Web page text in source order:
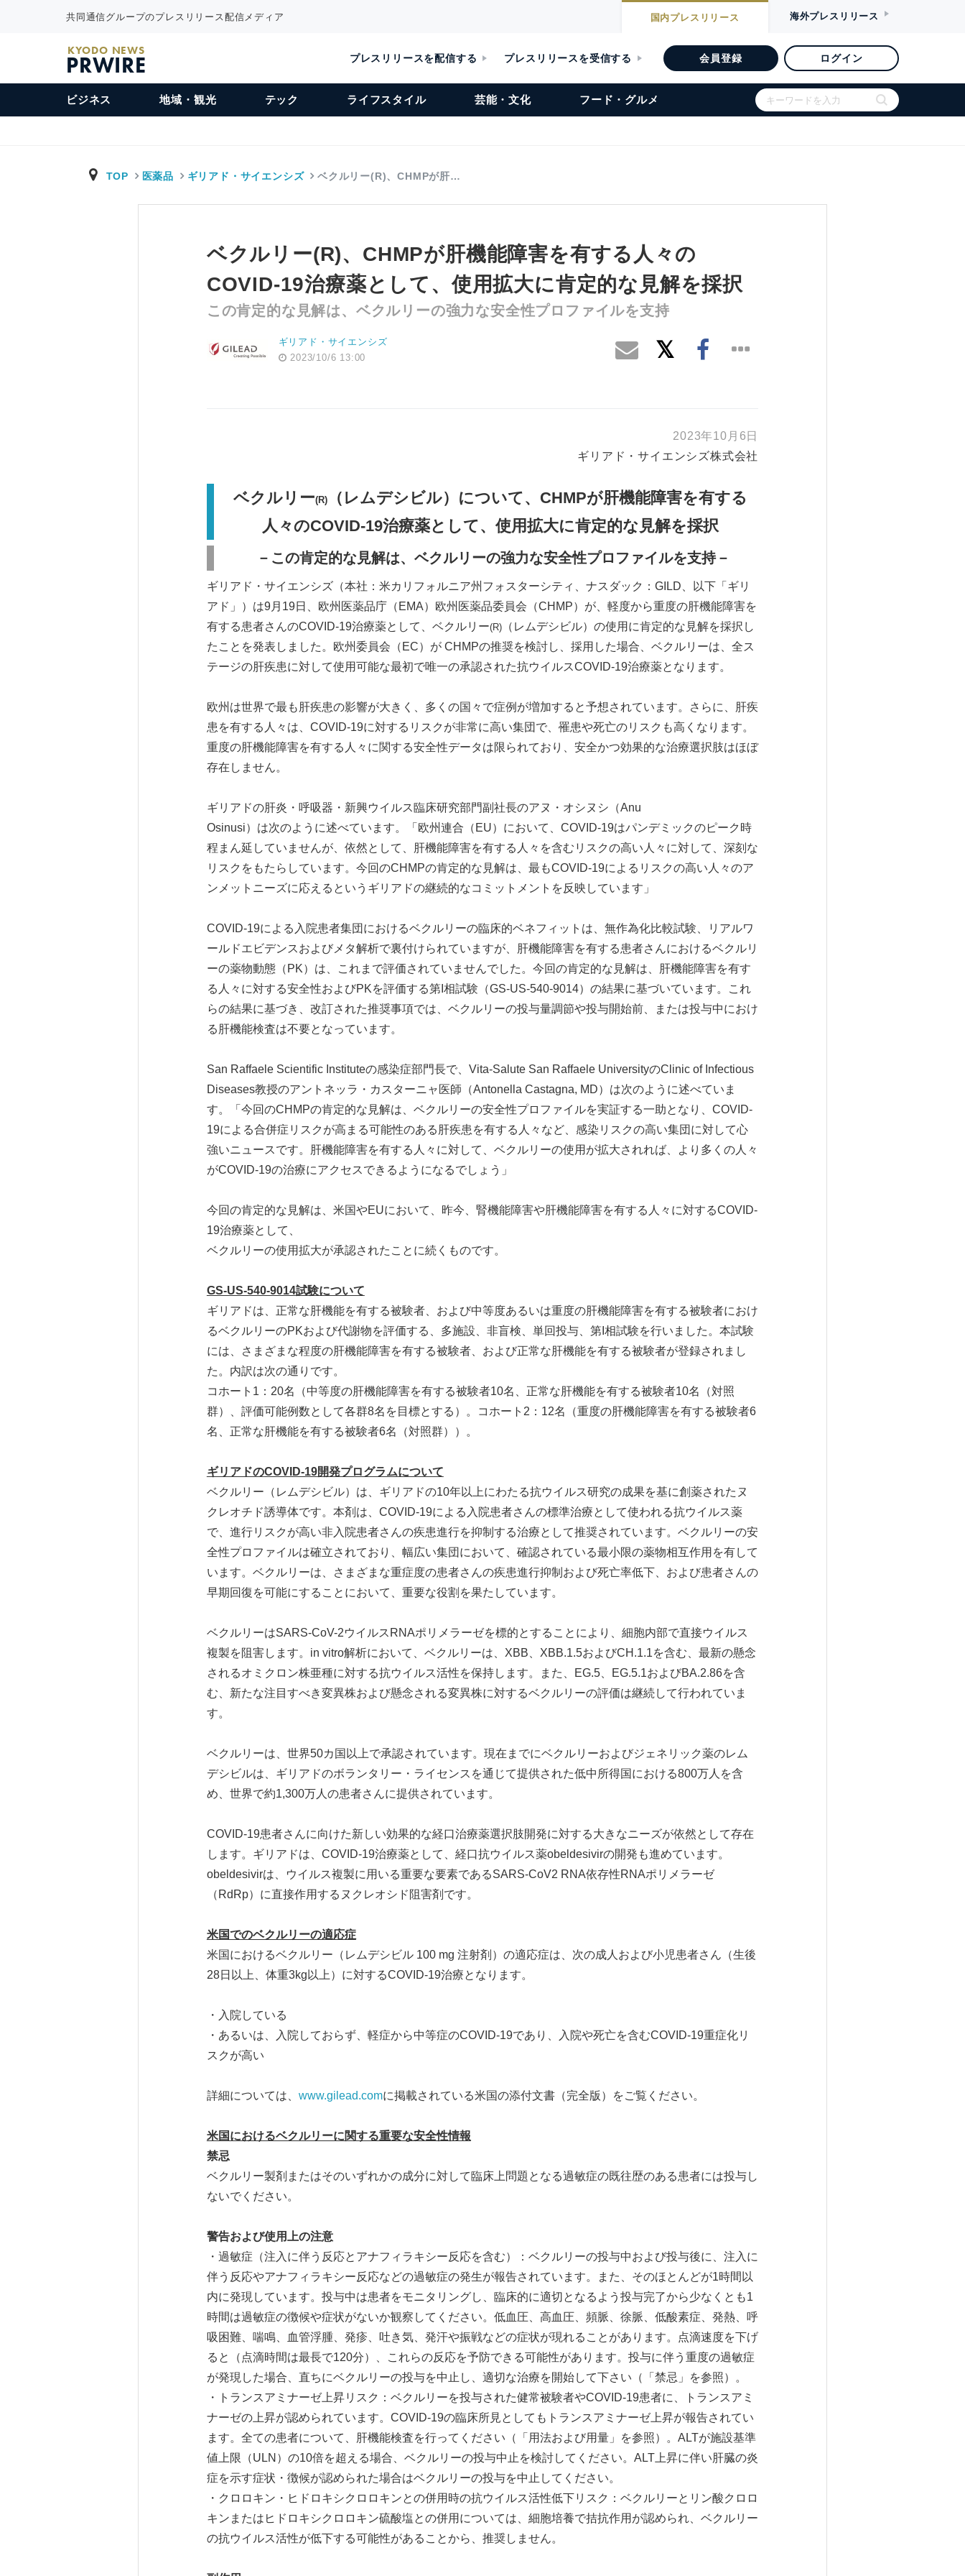
共同通信グループのプレスリリース配信メディア 国内プレスリリース 海外プレスリリース
KYODO NEWS
PRWIRE プレスリリースを配信する プレスリリースを受信する 会員登録 ログイン
ビジネス 地域・観光 テック ライフスタイル 芸能・文化 フード・グルメ
TOP 医薬品 ギリアド・サイエンシズ ベクルリー(R)、CHMPが肝…
ベクルリー(R)、CHMPが肝機能障害を有する人々の
COVID-19治療薬として、使用拡大に肯定的な見解を採択
この肯定的な見解は、ベクルリーの強力な安全性プロファイルを支持
ギリアド・サイエンシズ
2023/10/6 13:00
2023年10月6日
ギリアド・サイエンシズ株式会社
ベクルリー(R)（レムデシビル）について、CHMPが肝機能障害を有する
人々のCOVID-19治療薬として、使用拡大に肯定的な見解を採択
－この肯定的な見解は、ベクルリーの強力な安全性プロファイルを支持－
ギリアド・サイエンシズ（本社：米カリフォルニア州フォスターシティ、ナスダック：GILD、以下「ギリ
アド」）は9月19日、欧州医薬品庁（EMA）欧州医薬品委員会（CHMP）が、軽度から重度の肝機能障害を
有する患者さんのCOVID-19治療薬として、ベクルリー(R)（レムデシビル）の使用に肯定的な見解を採択し
たことを発表しました。欧州委員会（EC）が CHMPの推奨を検討し、採用した場合、ベクルリーは、全ス
テージの肝疾患に対して使用可能な最初で唯一の承認された抗ウイルスCOVID-19治療薬となります。
欧州は世界で最も肝疾患の影響が大きく、多くの国々で症例が増加すると予想されています。さらに、肝疾
患を有する人々は、COVID-19に対するリスクが非常に高い集団で、罹患や死亡のリスクも高くなります。
重度の肝機能障害を有する人々に関する安全性データは限られており、安全かつ効果的な治療選択肢はほぼ
存在しません。
ギリアドの肝炎・呼吸器・新興ウイルス臨床研究部門副社長のアヌ・オシヌシ（Anu
Osinusi）は次のように述べています。「欧州連合（EU）において、COVID-19はパンデミックのピーク時
程まん延していませんが、依然として、肝機能障害を有する人々を含むリスクの高い人々に対して、深刻な
リスクをもたらしています。今回のCHMPの肯定的な見解は、最もCOVID-19によるリスクの高い人々のア
ンメットニーズに応えるというギリアドの継続的なコミットメントを反映しています」
COVID-19による入院患者集団におけるベクルリーの臨床的ベネフィットは、無作為化比較試験、リアルワ
ールドエビデンスおよびメタ解析で裏付けられていますが、肝機能障害を有する患者さんにおけるベクルリ
ーの薬物動態（PK）は、これまで評価されていませんでした。今回の肯定的な見解は、肝機能障害を有す
る人々に対する安全性およびPKを評価する第I相試験（GS-US-540-9014）の結果に基づいています。これ
らの結果に基づき、改訂された推奨事項では、ベクルリーの投与量調節や投与開始前、または投与中におけ
る肝機能検査は不要となっています。
San Raffaele Scientific Instituteの感染症部門長で、Vita-Salute San Raffaele UniversityのClinic of Infectious
Diseases教授のアントネッラ・カスターニャ医師（Antonella Castagna, MD）は次のように述べていま
す。「今回のCHMPの肯定的な見解は、ベクルリーの安全性プロファイルを実証する一助となり、COVID-
19による合併症リスクが高まる可能性のある肝疾患を有する人々など、感染リスクの高い集団に対して心
強いニュースです。肝機能障害を有する人々に対して、ベクルリーの使用が拡大されれば、より多くの人々
がCOVID-19の治療にアクセスできるようになるでしょう」
今回の肯定的な見解は、米国やEUにおいて、昨今、腎機能障害や肝機能障害を有する人々に対するCOVID-
19治療薬として、
ベクルリーの使用拡大が承認されたことに続くものです。
GS-US-540-9014試験について
ギリアドは、正常な肝機能を有する被験者、および中等度あるいは重度の肝機能障害を有する被験者におけ
るベクルリーのPKおよび代謝物を評価する、多施設、非盲検、単回投与、第I相試験を行いました。本試験
には、さまざまな程度の肝機能障害を有する被験者、および正常な肝機能を有する被験者が登録されまし
た。内訳は次の通りです。
コホート1：20名（中等度の肝機能障害を有する被験者10名、正常な肝機能を有する被験者10名（対照
群）、評価可能例数として各群8名を目標とする）。コホート2：12名（重度の肝機能障害を有する被験者6
名、正常な肝機能を有する被験者6名（対照群））。
ギリアドのCOVID-19開発プログラムについて
ベクルリー（レムデシビル）は、ギリアドの10年以上にわたる抗ウイルス研究の成果を基に創薬されたヌ
クレオチド誘導体です。本剤は、COVID-19による入院患者さんの標準治療として使われる抗ウイルス薬
で、進行リスクが高い非入院患者さんの疾患進行を抑制する治療として推奨されています。ベクルリーの安
全性プロファイルは確立されており、幅広い集団において、確認されている最小限の薬物相互作用を有して
います。ベクルリーは、さまざまな重症度の患者さんの疾患進行抑制および死亡率低下、および患者さんの
早期回復を可能にすることにおいて、重要な役割を果たしています。
ベクルリーはSARS-CoV-2ウイルスRNAポリメラーゼを標的とすることにより、細胞内部で直接ウイルス
複製を阻害します。in vitro解析において、ベクルリーは、XBB、XBB.1.5およびCH.1.1を含む、最新の懸念
されるオミクロン株亜種に対する抗ウイルス活性を保持します。また、EG.5、EG.5.1およびBA.2.86を含
む、新たな注目すべき変異株および懸念される変異株に対するベクルリーの評価は継続して行われていま
す。
ベクルリーは、世界50カ国以上で承認されています。現在までにベクルリーおよびジェネリック薬のレム
デシビルは、ギリアドのボランタリー・ライセンスを通じて提供された低中所得国における800万人を含
め、世界で約1,300万人の患者さんに提供されています。
COVID-19患者さんに向けた新しい効果的な経口治療薬選択肢開発に対する大きなニーズが依然として存在
します。ギリアドは、COVID-19治療薬として、経口抗ウイルス薬obeldesivirの開発も進めています。
obeldesivirは、ウイルス複製に用いる重要な要素であるSARS-CoV2 RNA依存性RNAポリメラーゼ
（RdRp）に直接作用するヌクレオシド阻害剤です。
米国でのベクルリーの適応症
米国におけるベクルリー（レムデシビル 100 mg 注射剤）の適応症は、次の成人および小児患者さん（生後
28日以上、体重3kg以上）に対するCOVID-19治療となります。
・入院している
・あるいは、入院しておらず、軽症から中等症のCOVID-19であり、入院や死亡を含むCOVID-19重症化リ
スクが高い
詳細については、 www.gilead.comに掲載されている米国の添付文書（完全版）をご覧ください。
米国におけるベクルリーに関する重要な安全性情報
禁忌
ベクルリー製剤またはそのいずれかの成分に対して臨床上問題となる過敏症の既往歴のある患者には投与し
ないでください。
警告および使用上の注意
・過敏症（注入に伴う反応とアナフィラキシー反応を含む）：ベクルリーの投与中および投与後に、注入に
伴う反応やアナフィラキシー反応などの過敏症の発生が報告されています。また、そのほとんどが1時間以
内に発現しています。投与中は患者をモニタリングし、臨床的に適切となるよう投与完了から少なくとも1
時間は過敏症の徴候や症状がないか観察してください。低血圧、高血圧、頻脈、徐脈、低酸素症、発熱、呼
吸困難、喘鳴、血管浮腫、発疹、吐き気、発汗や振戦などの症状が現れることがあります。点滴速度を下げ
ると（点滴時間は最長で120分）、これらの反応を予防できる可能性があります。投与に伴う重度の過敏症
が発現した場合、直ちにベクルリーの投与を中止し、適切な治療を開始して下さい（「禁忌」を参照）。
・トランスアミナーゼ上昇リスク：ベクルリーを投与された健常被験者やCOVID-19患者に、トランスアミ
ナーゼの上昇が認められています。COVID-19の臨床所見としてもトランスアミナーゼ上昇が報告されてい
ます。全ての患者について、肝機能検査を行ってください（「用法および用量」を参照）。ALTが施設基準
値上限（ULN）の10倍を超える場合、ベクルリーの投与中止を検討してください。ALT上昇に伴い肝臓の炎
症を示す症状・徴候が認められた場合はベクルリーの投与を中止してください。
・クロロキン・ヒドロキシクロロキンとの併用時の抗ウイルス活性低下リスク：ベクルリーとリン酸クロロ
キンまたはヒドロキシクロロキン硫酸塩との併用については、細胞培養で拮抗作用が認められ、ベクルリー
の抗ウイルス活性が低下する可能性があることから、推奨しません。
Japanese
English